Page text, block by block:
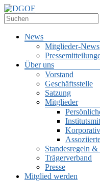
Zum
Inhalt
springen
Deutsche Gesellschaft für
Menü
News
Mitglieder-News
Über uns
Vorstand
Geschäftsstelle
Satzung
Mitglieder
Standesregeln &
Trägerverband
Presse
Mitglied werden